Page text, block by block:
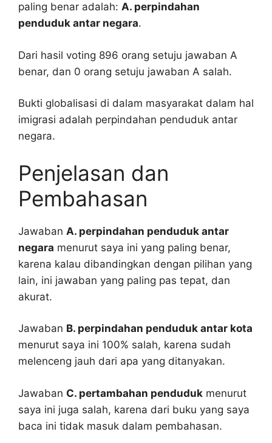
paling benar adalah: A. perpindahan
penduduk antar negara.
Dari hasil voting 896 orang setuju jawaban A
benar, dan 0 orang setuju jawaban A salah.
Bukti globalisasi di dalam masyarakat dalam hal
imigrasi adalah perpindahan penduduk antar
negara.
Penjelasan dan
Pembahasan
Jawaban A. perpindahan penduduk antar
negara menurut saya ini yang paling benar,
karena kalau dibandingkan dengan pilihan yang
lain, ini jawaban yang paling pas tepat, dan
akurat.
Jawaban B. perpindahan penduduk antar kota
menurut saya ini 100% salah, karena sudah
melenceng jauh dari apa yang ditanyakan.
Jawaban C. pertambahan penduduk menurut
saya ini juga salah, karena dari buku yang saya
baca ini tidak masuk dalam pembahasan.